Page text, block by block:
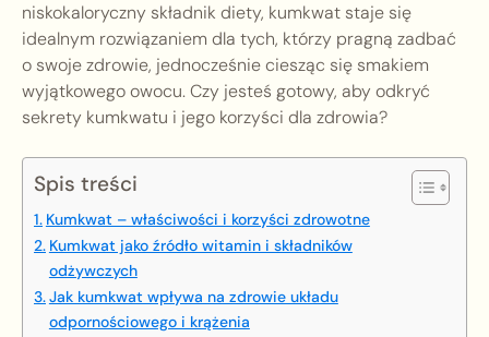
niskokaloryczny składnik diety, kumkwat staje się
idealnym rozwiązaniem dla tych, którzy pragną zadbać
o swoje zdrowie, jednocześnie ciesząc się smakiem
wyjątkowego owocu. Czy jesteś gotowy, aby odkryć
sekrety kumkwatu i jego korzyści dla zdrowia?
Spis treści
Kumkwat – właściwości i korzyści zdrowotne
Kumkwat jako źródło witamin i składników
odżywczych
Jak kumkwat wpływa na zdrowie układu
odpornościowego i krążenia